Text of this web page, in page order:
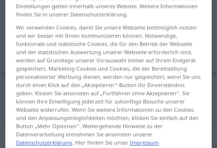
Übersicht aller Übersetzungen
(Für mehr Details die Übersetzung anklicken/antippen)
hundertster, e, es
hundertst(er, e, es) hundredth
„hundredth“: noun
Einstellungen gelten innerhalb unseres Website. Weitere Informationen
finden Sie in unserer Datenschutzerklärung.
Wir verwenden Cookies, damit Sie unsere Webseite bestmöglich nutzen
und wir besser mit Ihnen kommunizieren können. Notwendige,
funktionale und statistische Cookies, die für den Betrieb der Webseite
und der statistischen Auswertung unserer Webseite erforderlich sind,
werden auf Grundlage unserer Vorauswahl immer auf Ihrem Endgerät
gespeichert. Marketing-Cookies und Cookies, die der Bereitstellung
personalisierter Werbung dienen, werden nur gespeichert, wenn Sie uns
durch einen Klick auf den „Akzeptieren“-Button Ihr Einverständnis
geben. Klicken Sie ansonsten auf „Fortfahren ohne Akzeptieren“. Sie
können Ihre Einwilligung jederzeit für zukünftige Besuche unserer
Webseite widerrufen. Wenn Sie weitere Informationen zu den Cookies
und den Anpassungsmöglichkeiten möchten, klicken Sie einfach auf den
Button „Mehr Optionen“. Weitergehende Hinweise zu der
Datenverarbeitung entnehmen Sie ansonsten unserer
Datenschutzerklärung. Hier finden Sie unserImpressum.